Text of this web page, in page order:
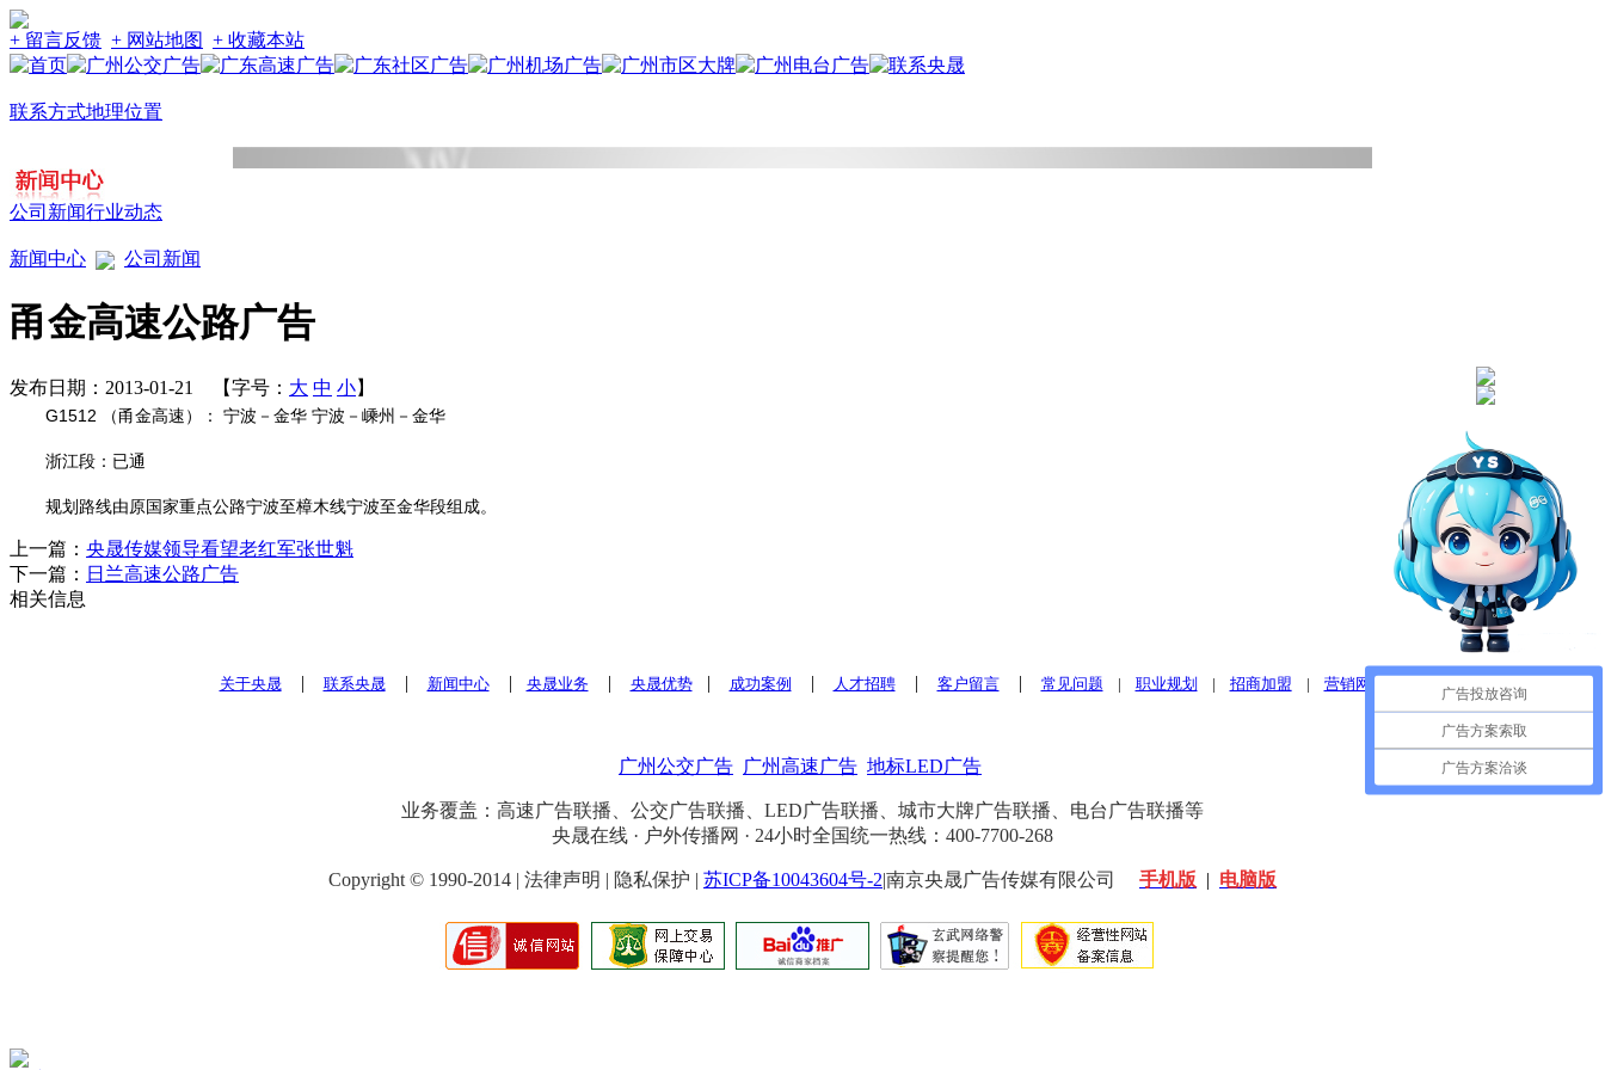
+ 留言反馈 + 网站地图 + 收藏本站
联系方式地理位置
公司新闻行业动态
新闻中心 公司新闻
甬金高速公路广告
发布日期：2013-01-21 【字号： 大 中 小】
G1512 （甬金高速）： 宁波－金华 宁波－嵊州－金华
浙江段：已通
规划路线由原国家重点公路宁波至樟木线宁波至金华段组成。
上一篇： 央晟传媒领导看望老红军张世魁
下一篇： 日兰高速公路广告
相关信息
关于央晟| 联系央晟| 新闻中心| 央晟业务| 央晟优势| 成功案例 | 人才招聘| 客户留言| 常见问题 | 职业规划 | 招商加盟 | 营销网络
广州公交广告 广州高速广告 地标LED广告
业务覆盖：高速广告联播、公交广告联播、LED广告联播、城市大牌广告联播、电台广告联播等
央晟在线 · 户外传播网 · 24小时全国统一热线：400-7700-268
Copyright © 1990-2014 | 法律声明 | 隐私保护 | 苏ICP备10043604号-2|南京央晟广告传媒有限公司 手机版 | 电脑版
广告投放咨询
广告方案索取
广告方案洽谈